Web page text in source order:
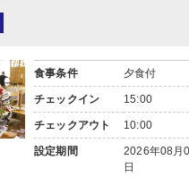
食事条件 夕食付
チェックイン 15:00
チェックアウト 10:00
設定期間
2026年08月
日